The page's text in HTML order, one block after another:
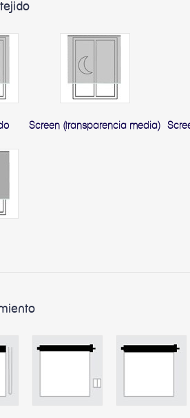
Screen (transparencia media)